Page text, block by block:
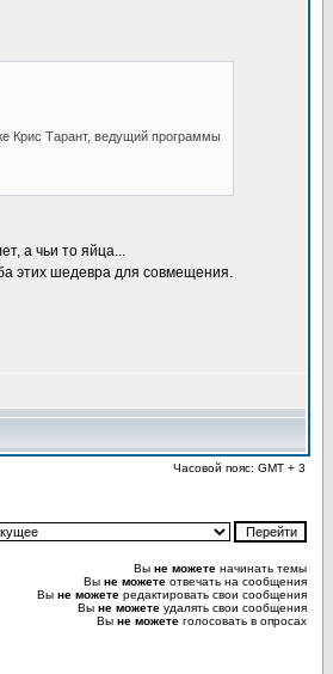
Крис Тарант, ведущий программы
а чьи то яйца...
этих шедевра для совмещения.
Часовой пояс: GMT + 3
Вы не можете начинать темы
Вы не можете отвечать на сообщения
Вы не можете редактировать свои сообщения
Вы не можете удалять свои сообщения
Вы не можете голосовать в опросах